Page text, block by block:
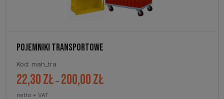
POJEMNIKI TRANSPORTOWE
Kod: mah_tra
22,30zł – 200,00zł
netto + VAT